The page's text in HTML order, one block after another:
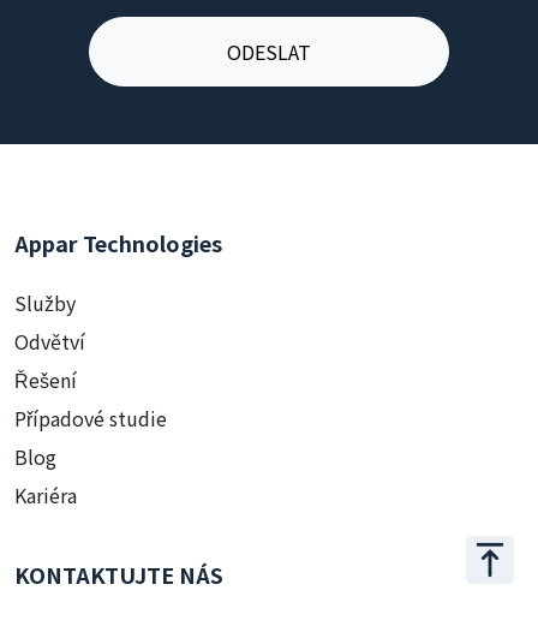
Appar Technologies
Služby
Odvětví
Řešení
Případové studie
Blog
Kariéra
KONTAKTUJTE NÁS